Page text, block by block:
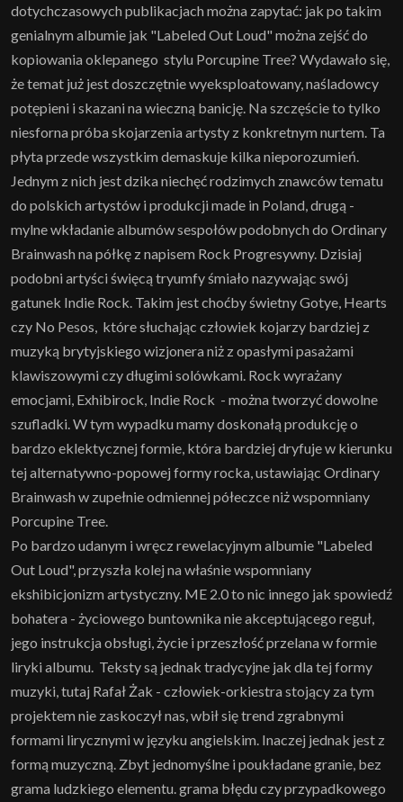
dotychczasowych publikacjach można zapytać: jak po takim
genialnym albumie jak "Labeled Out Loud" można zejść do
kopiowania oklepanego stylu Porcupine Tree? Wydawało się,
że temat już jest doszczętnie wyeksploatowany, naśladowcy
potępieni i skazani na wieczną banicję. Na szczęście to tylko
niesforna próba skojarzenia artysty z konkretnym nurtem. Ta
płyta przede wszystkim demaskuje kilka nieporozumień.
Jednym z nich jest dzika niechęć rodzimych znawców tematu
do polskich artystów i produkcji made in Poland, drugą -
mylne wkładanie albumów sespołów podobnych do Ordinary
Brainwash na półkę z napisem Rock Progresywny. Dzisiaj
podobni artyści święcą tryumfy śmiało nazywając swój
gatunek Indie Rock. Takim jest choćby świetny Gotye, Hearts
czy No Pesos, które słuchając człowiek kojarzy bardziej z
muzyką brytyjskiego wizjonera niż z opasłymi pasażami
klawiszowymi czy długimi solówkami. Rock wyrażany
emocjami, Exhibirock, Indie Rock - można tworzyć dowolne
szufladki. W tym wypadku mamy doskonałą produkcję o
bardzo eklektycznej formie, która bardziej dryfuje w kierunku
tej alternatywno-popowej formy rocka, ustawiając Ordinary
Brainwash w zupełnie odmiennej półeczce niż wspomniany
Porcupine Tree.
Po bardzo udanym i wręcz rewelacyjnym albumie "Labeled
Out Loud", przyszła kolej na właśnie wspomniany
ekshibicjonizm artystyczny. ME 2.0 to nic innego jak spowiedź
bohatera - życiowego buntownika nie akceptującego reguł,
jego instrukcja obsługi, życie i przeszłość przelana w formie
liryki albumu. Teksty są jednak tradycyjne jak dla tej formy
muzyki, tutaj Rafał Żak - człowiek-orkiestra stojący za tym
projektem nie zaskoczył nas, wbił się trend zgrabnymi
formami lirycznymi w języku angielskim. Inaczej jednak jest z
formą muzyczną. Zbyt jednomyślne i poukładane granie, bez
grama ludzkiego elementu. grama błędu czy przypadkowego